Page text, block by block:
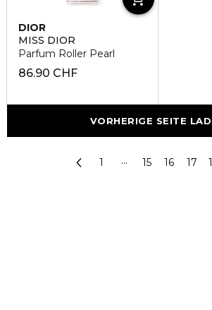
DIOR
MISS DIOR
Parfum Roller Pearl
86.90 CHF
VORHERIGE SEITE
1 ··· 15 16 17